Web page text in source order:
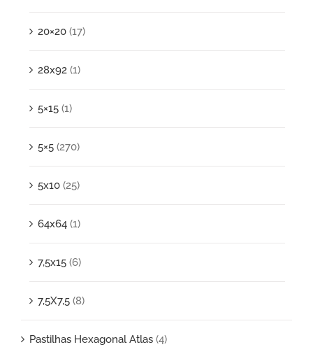
20×20 (17)
28x92 (1)
5×15 (1)
5×5 (270)
5x10 (25)
64x64 (1)
7,5x15 (6)
7,5X7,5 (8)
Pastilhas Hexagonal Atlas (4)